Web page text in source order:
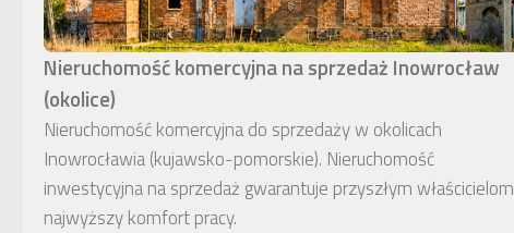
Nieruchomość komercyjna na sprzedaż Inowrocław
(okolice)
Nieruchomość komercyjna do sprzedaży w okolicach
Inowrocławia (kujawsko-pomorskie). Nieruchomość
inwestycyjna na sprzedaż gwarantuje przyszłym właścicielom
najwyższy komfort pracy.